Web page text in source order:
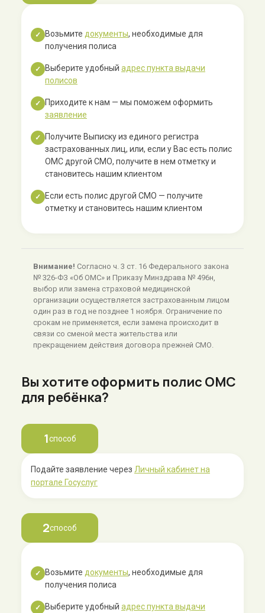
✓ Возьмите документы, необходимые для
получения полиса
✓ Выберите удобный адрес пункта выдачи
полисов
✓
Приходите к нам — мы поможем оформить
заявление
✓
Получите Выписку из единого регистра
застрахованных лиц, или, если у Вас есть полис
ОМС другой СМО, получите в нем отметку и
становитесь нашим клиентом
✓
Если есть полис другой СМО — получите
отметку и становитесь нашим клиентом
Внимание! Согласно ч. 3 ст. 16 Федерального закона
№ 326-ФЗ «Об ОМС» и Приказу Минздрава № 496н,
выбор или замена страховой медицинской
организации осуществляется застрахованным лицом
один раз в год не позднее 1 ноября. Ограничение по
срокам не применяется, если замена происходит в
связи со сменой места жительства или
прекращением действия договора прежней СМО.
Вы хотите оформить полис ОМС
для ребёнка?
1способ
Подайте заявление через Личный кабинет на
портале Госуслуг
2способ
✓ Возьмите документы, необходимые для
получения полиса
✓ Выберите удобный адрес пункта выдачи